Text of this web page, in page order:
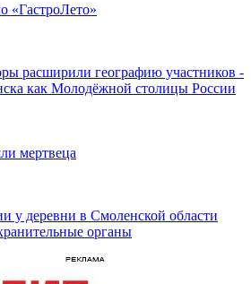
«ГастроЛето»
расширили географию участников -
как Молодёжной столицы России
мертвеца
у деревни в Смоленской области
органы